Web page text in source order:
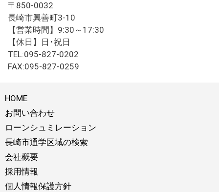
〒850-0032
長崎市興善町3-10
【営業時間】9:30～17:30
【休日】日･祝日
TEL:095-827-0202
FAX:095-827-0259
HOME
お問い合わせ
ローンシュミレーション
長崎市通学区域の検索
会社概要
採用情報
個人情報保護方針